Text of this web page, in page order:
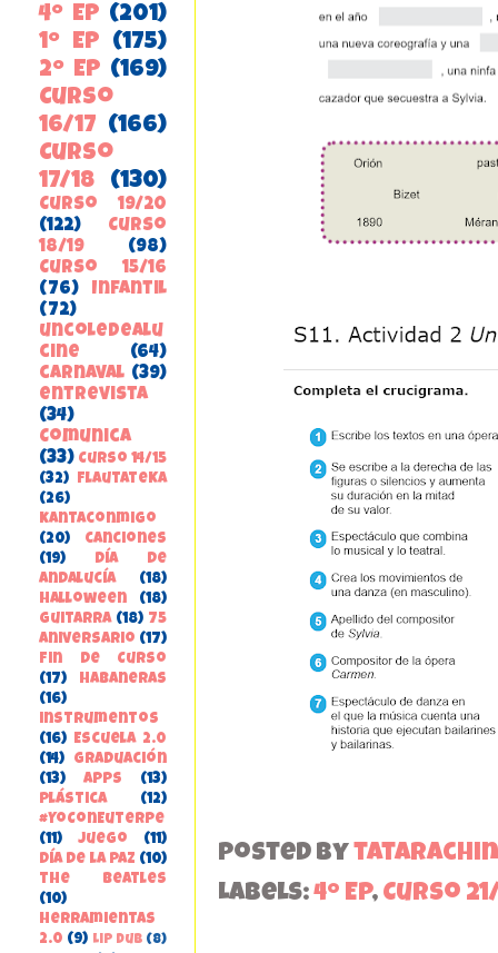
Posted bytatarachin
Labels:4º EP, Curso
4º EP (201)
1º EP
(175)
2º EP (169)
Curso
16/17 (166)
Curso
17/18
(130)
Curso 19/20
(122)
Curso
18/19
(98)
Curso 15/16
(76)
Infantil
(72)
uncoledealu
cine
(64)
carnaval (39)
entrevista
(34)
ComunicA
(33) Curso 14/15
(32)
FlautateKa
(26)
kantaconmigo
(20)
canciones
(19)
Día de
Andalucía
(18)
Halloween
(18)
guitarra (18) 75
aniversario (17)
Fin de Curso
(17)
habaneras
(16)
instrumentos
(16) Escuela 2.0
(14)
Graduación
(13)
apps
(13)
Plástica
(12)
#YoConEuterpe
(11)
juego
(11)
Día de la Paz (10)
the beatles
(10)
herramientas
2.0 (9) Lip Dub (8)